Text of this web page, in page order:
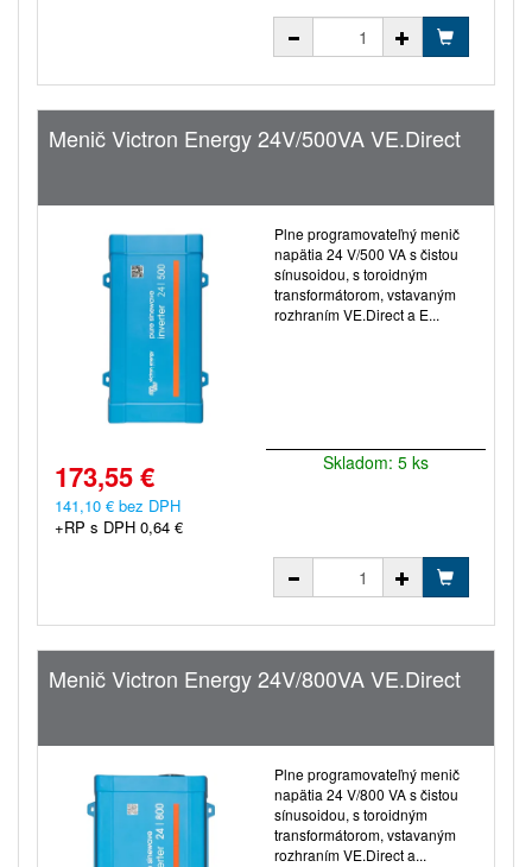
Menič Victron Energy 24V/500VA VE.Direct
Plne programovateľný menič
napätia 24 V/500 VA s čistou
sínusoidou, s toroidným
transformátorom, vstavaným
rozhraním VE.Direct a E...
173,55 €
141,10 € bez DPH
+RP s DPH 0,64 €
Skladom: 5 ks
Menič Victron Energy 24V/800VA VE.Direct
Plne programovateľný menič
napätia 24 V/800 VA s čistou
sínusoidou, s toroidným
transformátorom, vstavaným
rozhraním VE.Direct a...